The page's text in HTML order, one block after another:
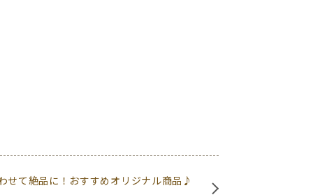
せて絶品に！おすすめオリジナル商品♪